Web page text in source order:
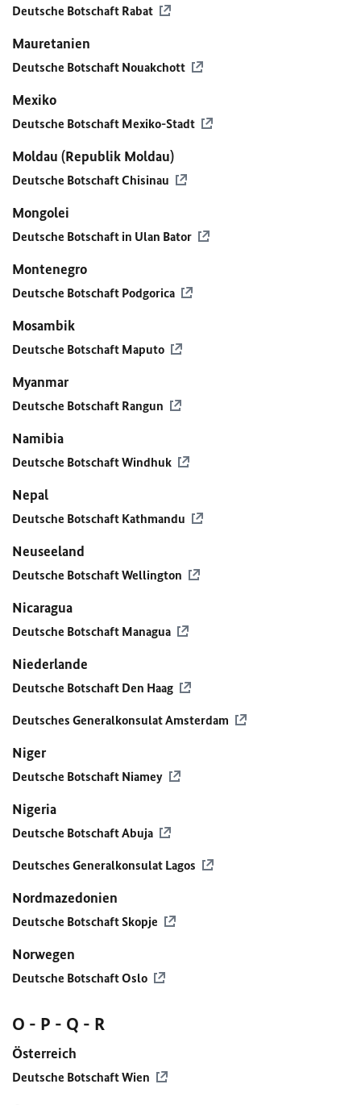
Deutsche Botschaft Rabat
Mauretanien
Deutsche Botschaft Nouakchott
Mexiko
Deutsche Botschaft Mexiko-Stadt
Moldau (Republik Moldau)
Deutsche Botschaft Chisinau
Mongolei
Deutsche Botschaft in Ulan Bator
Montenegro
Deutsche Botschaft Podgorica
Mosambik
Deutsche Botschaft Maputo
Myanmar
Deutsche Botschaft Rangun
Namibia
Deutsche Botschaft Windhuk
Nepal
Deutsche Botschaft Kathmandu
Neuseeland
Deutsche Botschaft Wellington
Nicaragua
Deutsche Botschaft Managua
Niederlande
Deutsche Botschaft Den Haag
Deutsches Generalkonsulat Amsterdam
Niger
Deutsche Botschaft Niamey
Nigeria
Deutsche Botschaft Abuja
Deutsches Generalkonsulat Lagos
Nordmazedonien
Deutsche Botschaft Skopje
Norwegen
Deutsche Botschaft Oslo
O - P - Q - R
Österreich
Deutsche Botschaft Wien